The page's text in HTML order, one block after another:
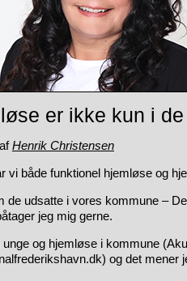
er ikke kun i
Henrik Christensen
vi både funktionel hjemløse og
de udsatte i vores kommune –
jeg mig gerne.
og hjemløse i kommune
og det mener